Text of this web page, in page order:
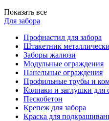
Показать все
Для забора
Профнастил для забора
Штакетник
Заборы жалюзи
Модульные ограждения
Панельные ограждения
Профильные трубы и
Колпаки и заглушки для
Пескобетон
Крепеж для забора
Краска для